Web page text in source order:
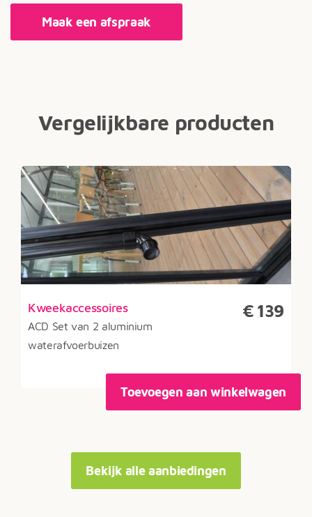
Maak een afspraak
Vergelijkbare producten
Kweekaccessoires
ACD Set van 2 aluminium
waterafvoerbuizen
€ 139
Toevoegen aan winkelwagen
Bekijk alle aanbiedingen